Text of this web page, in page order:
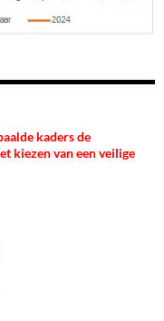
kaders de
kiezen van een veilige